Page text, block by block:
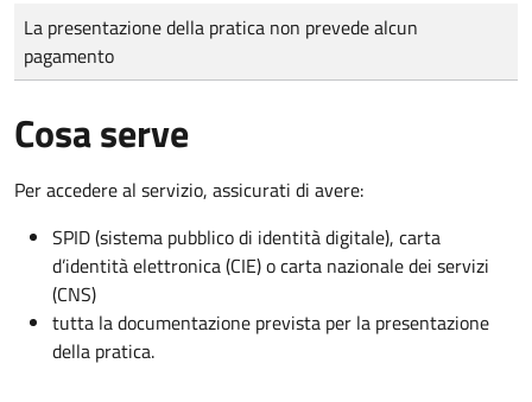
Tipo di pagamento
Importo
La presentazione della pratica non prevede alcun
pagamento
Cosa serve
Per accedere al servizio, assicurati di avere:
SPID (sistema pubblico di identità digitale), carta
d’identità elettronica (CIE) o carta nazionale dei servizi
(CNS)
tutta la documentazione prevista per la presentazione
della pratica.